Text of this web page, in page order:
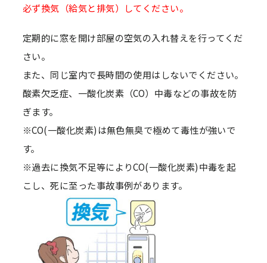
必ず換気（給気と排気）してください。
定期的に窓を開け部屋の空気の入れ替えを行ってくだ
さい。
また、同じ室内で長時間の使用はしないでください。
酸素欠乏症、一酸化炭素（CO）中毒などの事故を防
ぎます。
※CO(一酸化炭素)は無色無臭で極めて毒性が強いで
す。
※過去に換気不足等によりCO(一酸化炭素)中毒を起
こし、死に至った事故事例があります。